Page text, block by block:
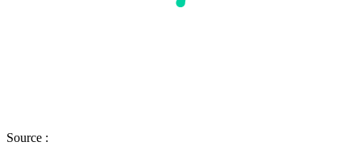
Source :